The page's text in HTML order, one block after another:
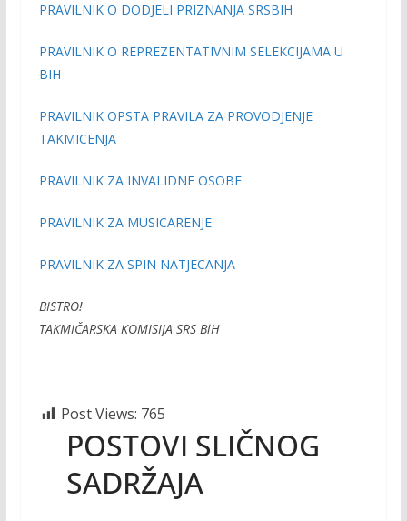
PRAVILNIK O DODJELI PRIZNANJA SRSBIH
PRAVILNIK O REPREZENTATIVNIM SELEKCIJAMA U
BIH
PRAVILNIK OPSTA PRAVILA ZA PROVODJENJE
TAKMICENJA
PRAVILNIK ZA INVALIDNE OSOBE
PRAVILNIK ZA MUSICARENJE
PRAVILNIK ZA SPIN NATJECANJA
BISTRO!
TAKMIČARSKA KOMISIJA SRS BiH
Post Views: 765
POSTOVI SLIČNOG
SADRŽAJA